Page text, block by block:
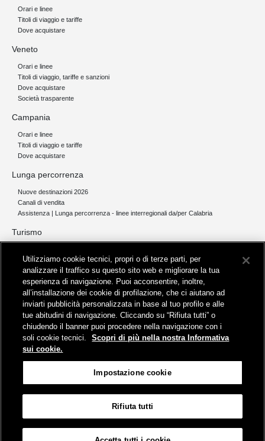
Orari e linee
Titoli di viaggio e tariffe
Dove acquistare
Veneto
Orari e linee
Titoli di viaggio, tariffe e sanzioni
Dove acquistare
Società trasparente
Campania
Orari e linee
Titoli di viaggio e tariffe
Dove acquistare
Lunga percorrenza
Nuove destinazioni 2026
Canali di vendita
Assistenza | Lunga percorrenza - linee interregionali da/per Calabria
Turismo
Servizi per aeroporti
Servizi di noleggio con conducente
Servizio di navigazione sul Lago Trasimeno
News e comunicati stampa
Comunicati stampa
Busitalia – Sita Nord
, Gruppo FS Italiane, è attiva nei servizi di
trasporto locale in Italia ed all'estero, che gestisce direttamente o
attraverso società controllate.
Viale Fratelli Rosselli, 80 - 50123 Firenze
Utilizziamo cookie tecnici, propri o di terze parti, per
analizzare il traffico su questo sito web e migliorare la tua
esperienza di navigazione. Puoi acconsentire, inoltre,
all’installazione dei cookie di profilazione, che ci aiutano ad
inviarti pubblicità personalizzata in base al tuo profilo e alle
tue abitudini di navigazione. Cliccando su “Rifiuta tutti” o
chiudendo il banner puoi procedere nella navigazione con i
soli cookie tecnici.
Scopri di più nella nostra Informativa
sui cookie.
Impostazione cookie
Rifiuta tutti